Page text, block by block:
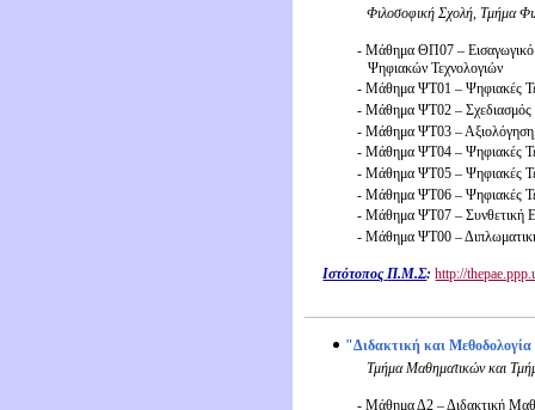
Φιλοσοφική Σχολή, Τμήμα
- Μάθημα ΘΠ07 – Εισαγωγικό
Ψηφιακών Τεχνολογιών
- Μάθημα ΨT01 – Ψηφιακές
- Mάθημα ΨΤ02 – Σχεδιασμός
- Μάθημα ΨΤ03–
- Μάθημα ΨΤ04 – Ψηφιακές
- Μάθημα ΨΤ05 – Ψηφιακές
- Μάθημα ΨΤ06 – Ψηφιακές
- Μάθημα ΨΤ07 – Συνθετική
- Μάθημα ΨΤ00 –
Ιστότοπος Π.Μ.Σ: http://
"Διδακτική και
Τμήμα Μαθηματικών και
- Μάθημα Δ2 – Διδακτική